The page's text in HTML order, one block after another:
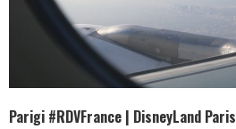
Parigi #RDVFrance | DisneyLand Paris